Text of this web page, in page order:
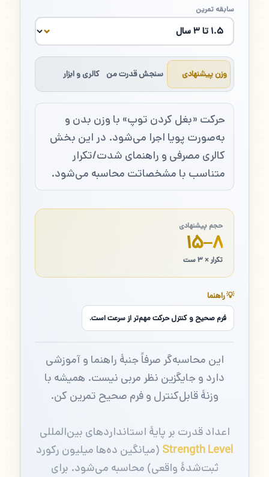
سابقه تمرین
وزن پیشنهادی سنجش قدرت من کالری و ابزار
حرکت «بغل کردن توپ» با وزن بدن و
به‌صورت پویا اجرا می‌شود. در این بخش
کالری مصرفی و راهنمای شدت/تکرار
متناسب با مشخصاتت محاسبه می‌شود.
حجم پیشنهادی
۸–۱۵
تکرار × ۳ ست
💡 راهنما
فرم صحیح و کنترل حرکت مهم‌تر از سرعت است.
این محاسبه‌گر صرفاً جنبهٔ راهنما و آموزشی
دارد و جایگزین نظر مربی نیست. همیشه با
وزنهٔ قابل‌کنترل و فرم صحیح تمرین کن.
اعداد قدرت بر پایهٔ استانداردهای بین‌المللی
Strength Level (میانگین ده‌ها میلیون رکورد
ثبت‌شدهٔ واقعی) محاسبه می‌شود. برای